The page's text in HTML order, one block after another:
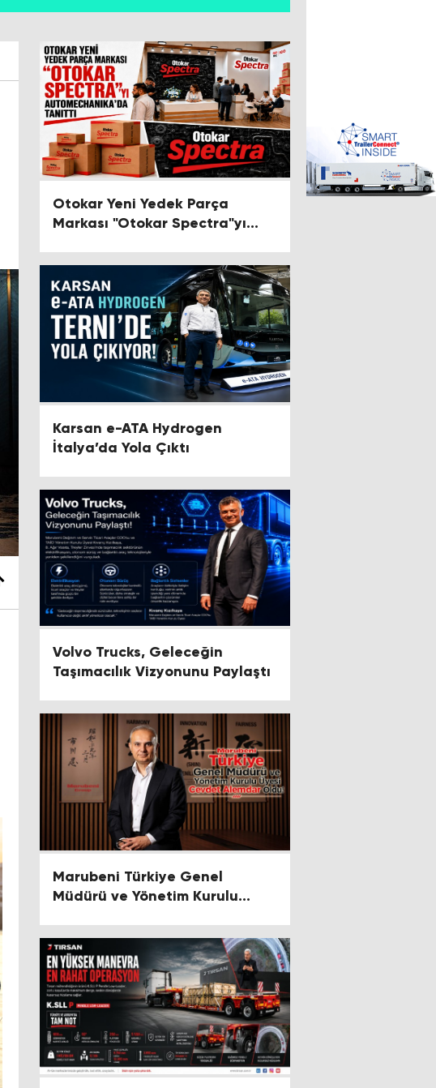
Otokar Yeni Yedek Parça
Markası "Otokar Spectra"yı
Karsan e-ATA Hydrogen
İtalya’da Yola Çıktı
Volvo Trucks, Geleceğin
Taşımacılık Vizyonunu Paylaştı
Marubeni Türkiye Genel
Müdürü ve Yönetim Kurulu